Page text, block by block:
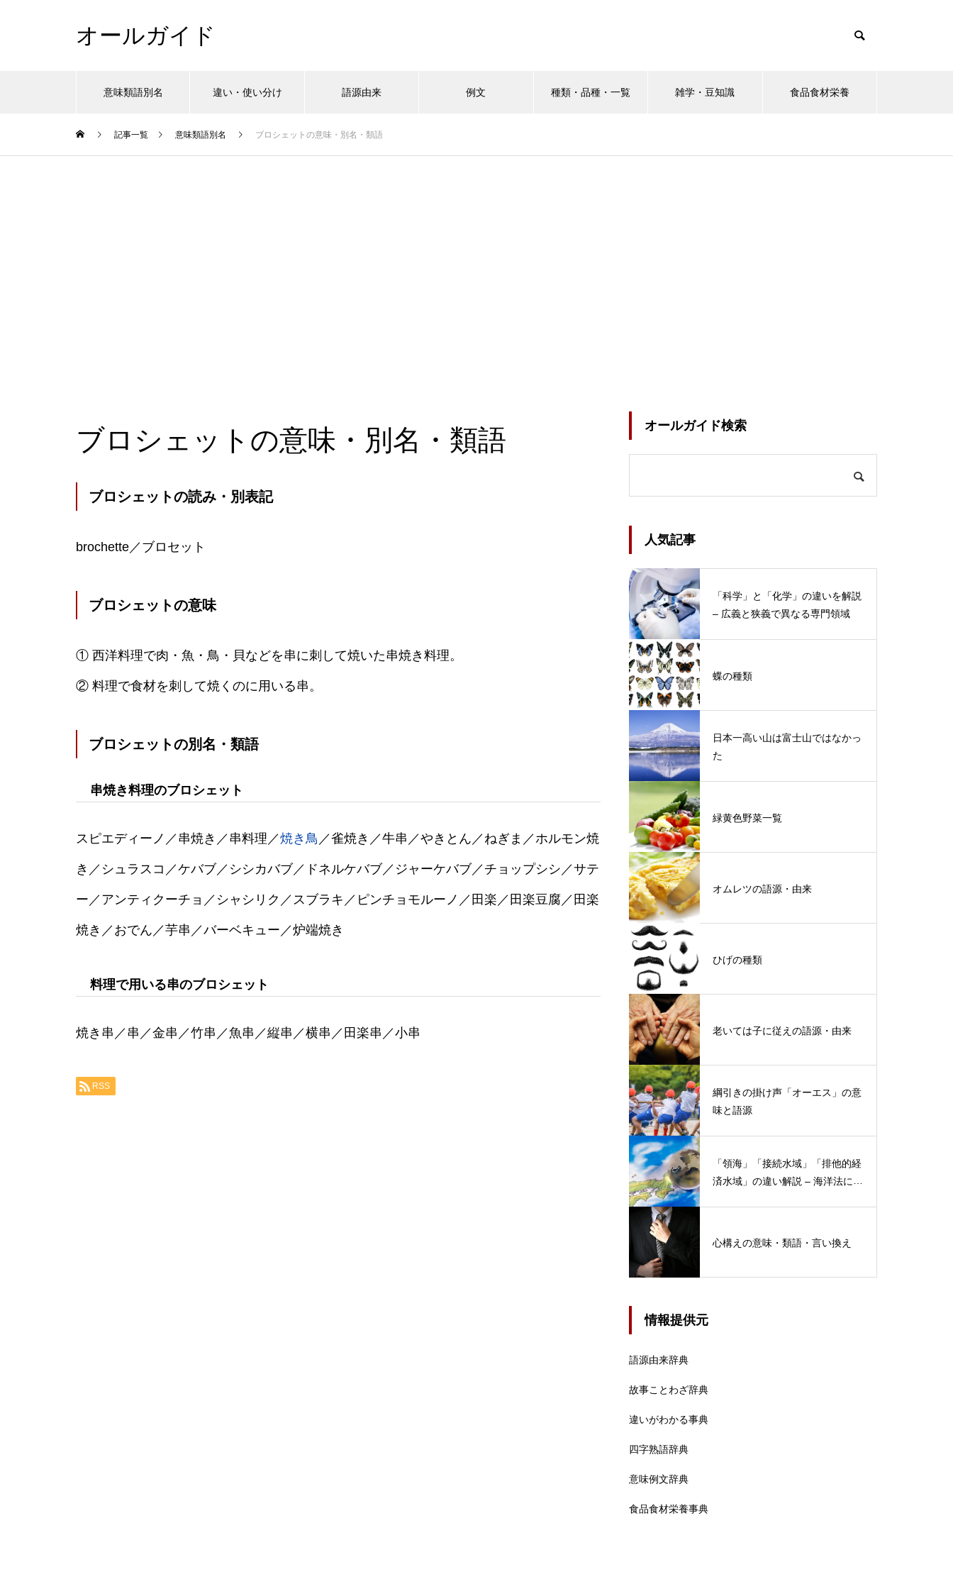
オールガイド
意味類語別名 違い・使い分け 語源由来 例文 種類・品種・一覧 雑学・豆知識 食品食材栄養
記事一覧 意味類語別名 ブロシェットの意味・別名・類語
ブロシェットの意味・別名・類語
ブロシェットの読み・別表記
brochette／ブロセット
ブロシェットの意味
① 西洋料理で肉・魚・鳥・貝などを串に刺して焼いた串焼き料理。
② 料理で食材を刺して焼くのに用いる串。
ブロシェットの別名・類語
串焼き料理のブロシェット
スピエディーノ／串焼き／串料理／焼き鳥 ／雀焼き／牛串／やきとん／ねぎま／ホルモン焼
き／シュラスコ／ケバブ／シシカバブ／ドネルケバブ／ジャーケバブ／チョップシシ／サテ
ー／アンティクーチョ／シャシリク／スブラキ／ピンチョモルーノ／田楽／田楽豆腐／田楽
焼き／おでん／芋串／バーベキュー／炉端焼き
料理で用いる串のブロシェット
焼き串／串／金串／竹串／魚串／縦串／横串／田楽串／小串
RSS
オールガイド検索
人気記事
「科学」と「化学」の違いを解説
– 広義と狭義で異なる専門領域
蝶の種類
日本一高い山は富士山ではなかっ
た
緑黄色野菜一覧
オムレツの語源・由来
ひげの種類
老いては子に従えの語源・由来
綱引きの掛け声「オーエス」の意
味と語源
「領海」「接続水域」「排他的経
済水域」の違い解説 – 海洋法にお
心構えの意味・類語・言い換え
情報提供元
語源由来辞典
故事ことわざ辞典
違いがわかる事典
四字熟語辞典
意味例文辞典
食品食材栄養事典